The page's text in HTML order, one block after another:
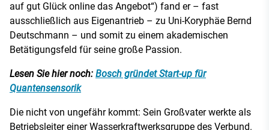
auf gut Glück online das Angebot“) fand er – fast
ausschließlich aus Eigenantrieb – zu Uni-Koryphäe Bernd
Deutschmann – und somit zu einem akademischen
Betätigungsfeld für seine große Passion.
Lesen Sie hier noch: Bosch gründet Start-up für
Quantensensorik
Die nicht von ungefähr kommt: Sein Großvater werkte als
Betriebsleiter einer Wasserkraftwerksgruppe des Verbund.